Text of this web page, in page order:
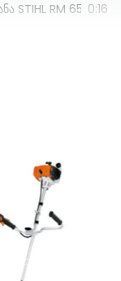
STIHL RM 655 V
0:16